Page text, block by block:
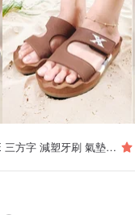
THREE SQUARE 三方字 減塑牙刷 氣墊拖鞋